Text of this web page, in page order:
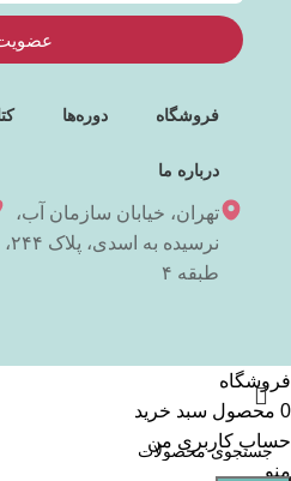
فروشگاه دوره‌ها
درباره ما
تهران، خیابان سازمان آب،
نرسیده به اسدی، پلاک ۲۴۴،
طبقه ۴
فروشگاه
0 محصول سبد خرید
حساب کاربری من
منو